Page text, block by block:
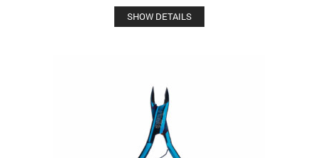
SHOW DETAILS